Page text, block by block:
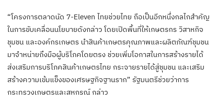
“โครงการตลาดนัด 7-Eleven ไทยช่วยไทย ถือเป็นอีกหนึ่งกลไกสำคัญ
ในการขับเคลื่อนนโยบายดังกล่าว โดยเปิดพื้นที่ให้เกษตรกร วิสาหกิจ
ชุมชน และองค์กรเกษตร นำสินค้าเกษตรคุณภาพและผลิตภัณฑ์ชุมชน
มาจำหน่ายถึงมือผู้บริโภคโดยตรง ช่วยเพิ่มโอกาสในการสร้างรายได้
ส่งเสริมการบริโภคสินค้าเกษตรไทย กระจายรายได้สู่ชุมชน และเสริม
สร้างความเข้มแข็งของเศรษฐกิจฐานราก” รัฐมนตรีช่วยว่าการ
กระทรวงเกษตรและสหกรณ์ กล่าว